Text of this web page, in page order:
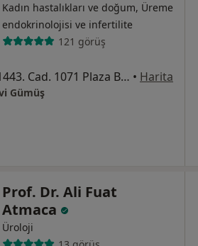
Kadın hastalıkları ve doğum, Üreme
endokrinolojisi ve i̇nfertilite
121 görüş
Kızılırmak Mah. 1443. Cad. 1071 Plaza B Blok No:143 Kat:19, Ankara • Harita
Gümüş
Prof. Dr. Ali Fuat
Atmaca
Üroloji